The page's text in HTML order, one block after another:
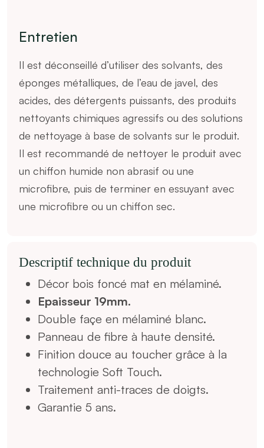
Entretien
Il est déconseillé d’utiliser des solvants, des
éponges métalliques, de l’eau de javel, des
acides, des détergents puissants, des produits
nettoyants chimiques agressifs ou des solutions
de nettoyage à base de solvants sur le produit.
Il est recommandé de nettoyer le produit avec
un chiffon humide non abrasif ou une
microfibre, puis de terminer en essuyant avec
une microfibre ou un chiffon sec.
Descriptif technique du produit
Décor bois foncé mat en mélaminé.
Epaisseur 19mm.
Double façe en mélaminé blanc.
Panneau de fibre à haute densité.
Finition douce au toucher grâce à la
technologie Soft Touch.
Traitement anti-traces de doigts.
Garantie 5 ans.